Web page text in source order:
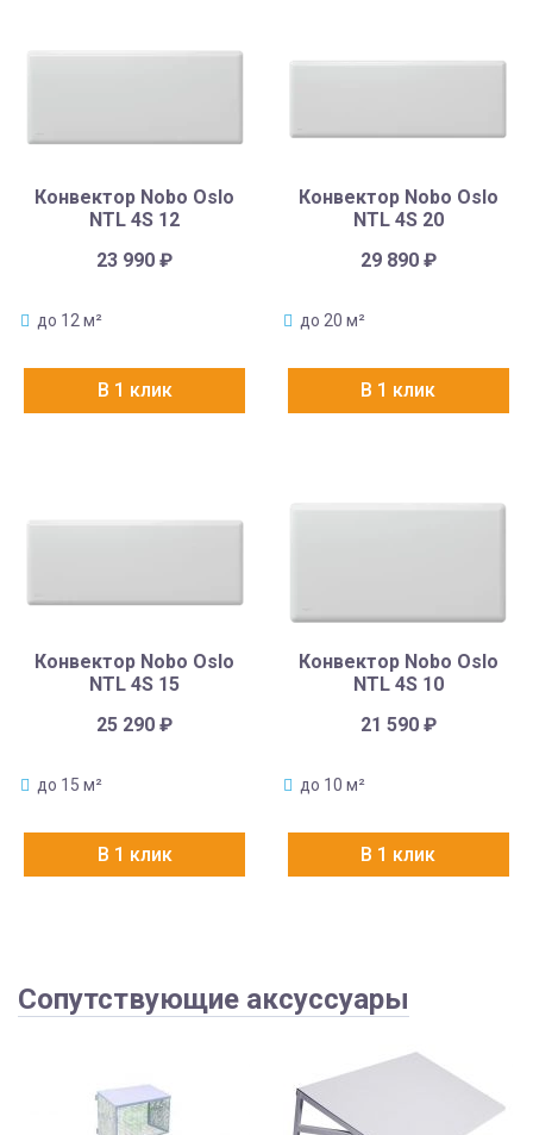
Конвектор Nobo Oslo
NTL 4S 12
23 990₽
до 12 м²
В 1 клик
Конвектор Nobo Oslo
NTL 4S 20
29 890 ₽
до 20 м²
В 1 клик
Конвектор Nobo Oslo
NTL 4S 15
25 290₽
до 15 м²
В 1 клик
Конвектор Nobo Oslo
NTL 4S 10
21 590 ₽
до 10 м²
В 1 клик
Сопутствующие аксуссуары